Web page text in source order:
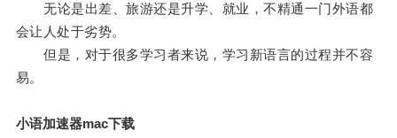
无论是出差、旅游还是升学、就业，不精通一门外语都
会让人处于劣势。
但是，对于很多学习者来说，学习新语言的过程并不容
易。
小语加速器mac下载